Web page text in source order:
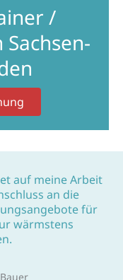
/
auf meine Arbeit
an die
für
wärmstens